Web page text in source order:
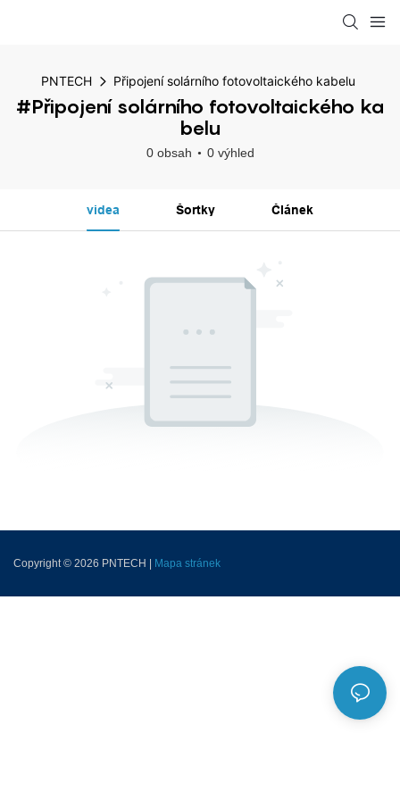
PNTECH Připojení solárního fotovoltaického kabelu
#Připojení solárního fotovoltaického ka
belu
0 obsah 0 výhled
videa Šortky Článek
Copyright © 2026 PNTECH | Mapa stránek